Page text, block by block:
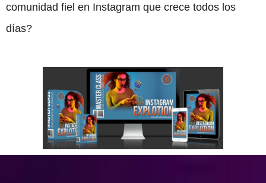
comunidad fiel en Instagram que crece todos los
días?